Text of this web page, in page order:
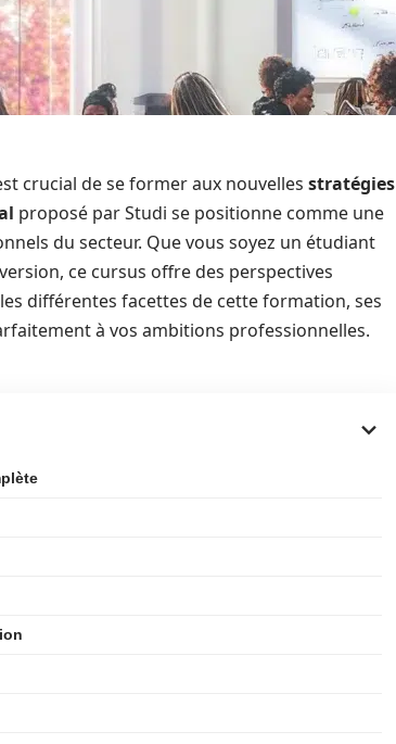
crucial de se former aux nouvelles stratégies
proposé par Studi se positionne comme une
du secteur. Que vous soyez un étudiant
ce cursus offre des perspectives
différentes facettes de cette formation, ses
à vos ambitions professionnelles.